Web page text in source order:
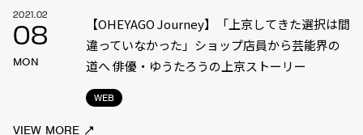
2021.02
08
MON
WEB
【OHEYAGO Journey】「上京してきた選択は間
違っていなかった」ショップ店員から芸能界の
道へ 俳優・ゆうたろうの上京ストーリー
VIEW MORE